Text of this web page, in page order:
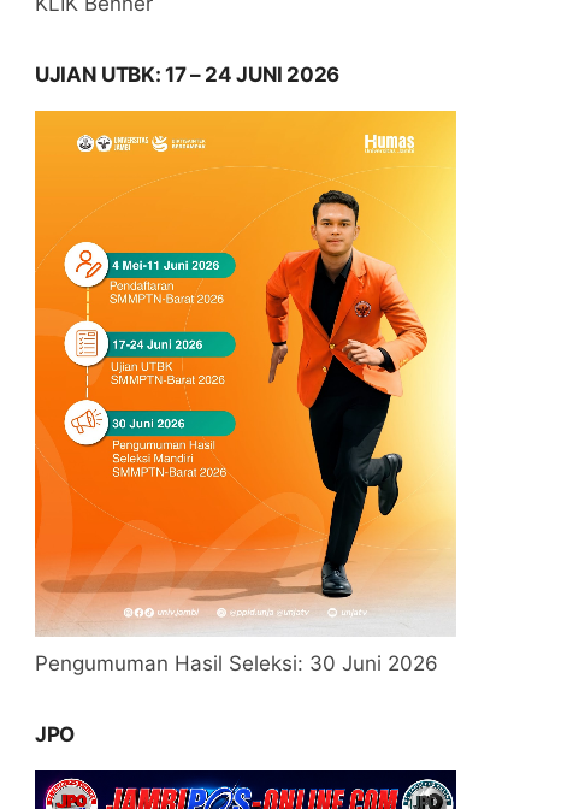
UJIAN UTBK: 17 – 24 JUNI 2026
Pengumuman Hasil Seleksi: 30 Juni 2026
JPO